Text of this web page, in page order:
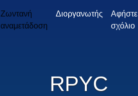
Ζωντανή
αναμετάδοση
Διοργανωτής
Αφήστε
σχόλιο
RPYC